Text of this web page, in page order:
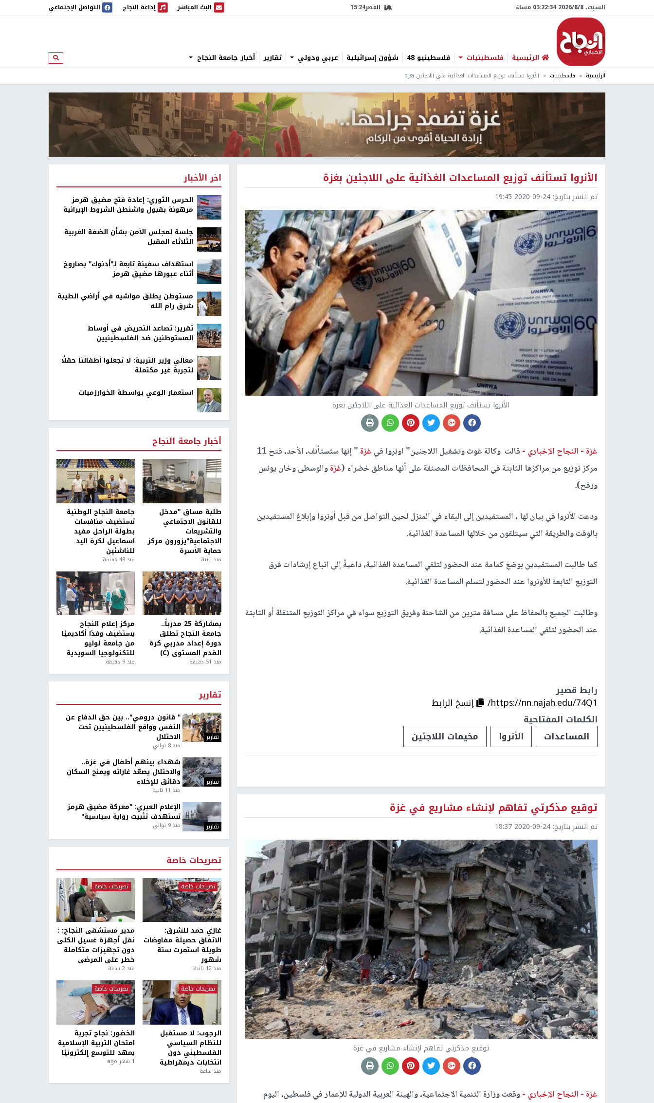
السبت، 8/‏8/‏2026 03:22:35 مساءً العصر15:24 البث المباشر
البث المباشر إذاعة النجاح
إذاعة النجاح التواصل الإجتماعي
الرئيسية فلسطينيات فلسطينيو 48 شؤون إسرائيلية عربي ودولي تقارير أخبار جامعة النجاح ابحث
الرئيسية فلسطينيات الأنروا تستأنف توزيع المساعدات الغذائية على اللاجئين بغزة
الأنروا تستأنف توزيع المساعدات الغذائية على اللاجئين بغزة
تم النشر بتاريخ: 2020-09-24 19:45
الأنروا تستأنف توزيع المساعدات الغذائية على اللاجئين بغزة
غزة - النجاح الإخباري - قالت وكالة غوث وتشغيل اللاجئين" اونروا في غزة
" إنها ستستأنف، الأحد، فتح 11
مركز توزيع من مراكزها الثابتة في المحافظات المصنفة على أنها مناطق خضراء (غزةوالوسطى وخان يونس
ورفح).
ودعت الأنروا في بيان لها ، المستفيدين إلى البقاء في المنزل لحين التواصل من قبل أونروا وإبلاغ المستفيدين
بالوقت والطريقة التي سيتلقون من خلالها المساعدة الغذائية.
كما طالبت المستفيدين بوضع كمامة عند الحضور لتلقي المساعدة الغذائية، داعيةً إلى اتباع إرشادات فرق
التوزيع التابعة للأونروا عند الحضور لتسلم المساعدة الغذائية.
وطالبت الجميع بالحفاظ على مسافة مترين من الشاحنة وفريق التوزيع سواء في مراكز التوزيع المتنقلة أو الثابتة
عند الحضور لتلقي المساعدة الغذائية.
رابط قصير
https://nn.najah.edu/74Q1/
إنسخ الرابط
الكلمات المفتاحية
المساعدات
الأنروا مخيمات اللاجئين
توقيع مذكرتي تفاهم لإنشاء مشاريع في غزة
تم النشر بتاريخ: 2020-09-24 18:37
توقيع مذكرتي تفاهم لإنشاء مشاريع في غزة
غزة - النجاح الإخباري -وقعت وزارة التنمية الاجتماعية، والهيئة العربية الدولية للإعمار في فلسطين، اليوم
اخر الأخبار
الحرس الثوري: إعادة فتح مضيق هرمز
مرهونة بقبول واشنطن الشروط الإيرانية
جلسة لمجلس الأمن بشأن الضفة الغربية
الثلاثاء المقبل
استهداف سفينة تابعة لـ"أدنوك" بصاروخ
أثناء عبورها مضيق هرمز
مستوطن يطلق مواشيه في أراضي الطيبة
شرق رام الله
تقرير: تصاعد التحريض في أوساط
المستوطنين ضد الفلسطينيين
معالي وزير التربية: لا تجعلوا أطفالنا حقلًا
لتجربة غير مكتملة
استعمار الوعي بواسطة الخوارزميات
أخبار جامعة النجاح
طلبة مساق "مدخل
للقانون الاجتماعي
والتشريعات
الاجتماعية"يزورون مركز
حماية الأسرة
منذ ثانية
جامعة النجاح الوطنية
تستضيف منافسات
بطولة الراحل مفيد
اسماعيل لكرة اليد
للناشئين
منذ 48 دقيقة
بمشاركة 25 مدرباً..
جامعة النجاح تطلق
دورة إعداد مدربي كرة
القدم المستوى (C)
منذ 51 دقيقة
مركز إعلام النجاح
يستضيف وفدًا أكاديميًا
من جامعة لوليو
للتكنولوجيا السويدية
منذ 9 دقيقة
تقارير
تقارير
" قانون درومي".. بين حق الدفاع عن
النفس وواقع الفلسطينيين تحت
الاحتلال
منذ 8 ثواني
تقارير
شهداء بينهم أطفال في غزة..
والاحتلال يصعّد غاراته ويمنح السكان
دقائق للإخلاء
منذ 11 ثانية
تقارير
الإعلام العبري: "معركة مضيق هرمز
تستهدف تثبيت رواية سياسية"
منذ 9 ثواني
تصريحات خاصة
تصريحات خاصة
غازي حمد للشرق:
الاتفاق حصيلة مفاوضات
طويلة استمرت ستة
شهور
منذ 12 ثانية
تصريحات خاصة
مدير مستشفى النجاح: :
نقل أجهزة غسيل الكلى
دون تجهيزات متكاملة
خطر على المرضى
منذ 2 ساعة
تصريحات خاصة
الرجوب: لا مستقبل
للنظام السياسي
الفلسطيني دون
انتخابات ديمقراطية
منذ ساعة
تصريحات خاصة
الخضور: نجاح تجربة
امتحان التربية الإسلامية
يمهد للتوسع إلكترونيًا
1 شهر ago